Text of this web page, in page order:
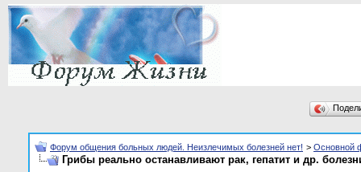
Форум общения больных людей. Неизлечимых болезней нет! > Основной
Грибы реально останавливают рак, гепатит и др.